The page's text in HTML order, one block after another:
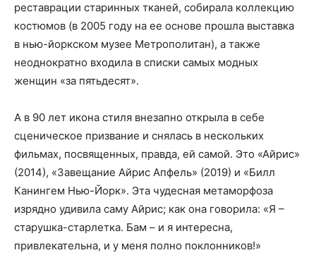
реставрации старинных тканей, собирала коллекцию
костюмов (в 2005 году на ее основе прошла выставка
в нью-йоркском музее Метрополитан), а также
неоднократно входила в списки самых модных
женщин «за пятьдесят».
А в 90 лет икона стиля внезапно открыла в себе
сценическое призвание и снялась в нескольких
фильмах, посвященных, правда, ей самой. Это «Айрис»
(2014), «Завещание Айрис Апфель» (2019) и «Билл
Канингем Нью-Йорк». Эта чудесная метаморфоза
изрядно удивила саму Айрис; как она говорила: «Я –
старушка-старлетка. Бам – и я интересна,
привлекательна, и у меня полно поклонников!»